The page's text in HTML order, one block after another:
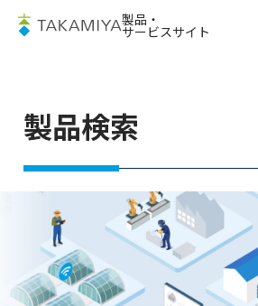
製品・
サービスサイト
製品検索